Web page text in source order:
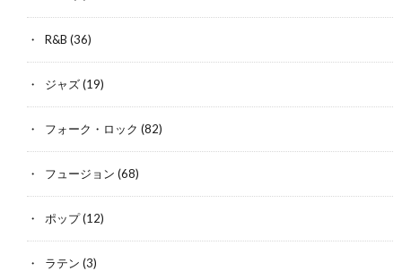
R&B (36)
ジャズ(19)
フォーク・ロック (82)
フュージョン (68)
ポップ(12)
ラテン (3)